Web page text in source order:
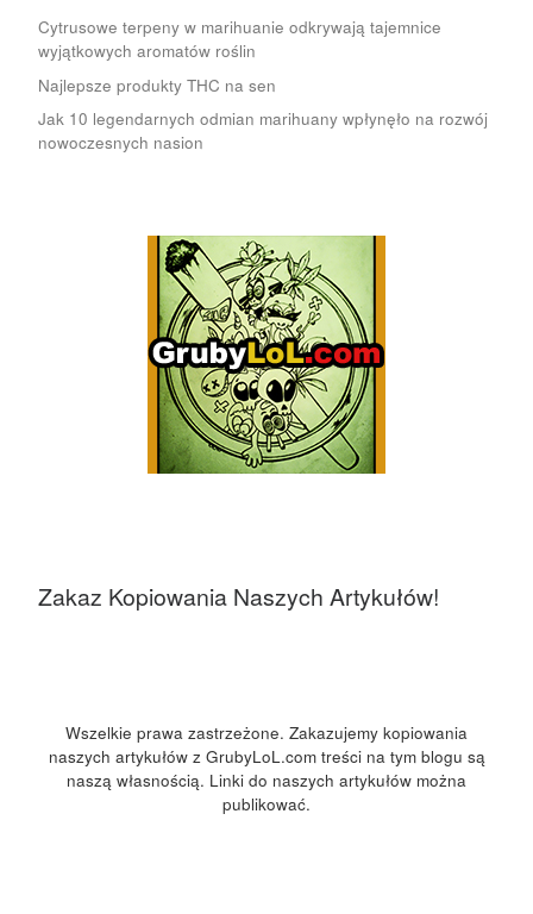
Cytrusowe terpeny w marihuanie odkrywają tajemnice
wyjątkowych aromatów roślin
Najlepsze produkty THC na sen
Jak 10 legendarnych odmian marihuany wpłynęło na rozwój
nowoczesnych nasion
Zakaz Kopiowania Naszych Artykułów!
Wszelkie prawa zastrzeżone. Zakazujemy kopiowania
naszych artykułów z GrubyLoL.com treści na tym blogu są
naszą własnością. Linki do naszych artykułów można
publikować.